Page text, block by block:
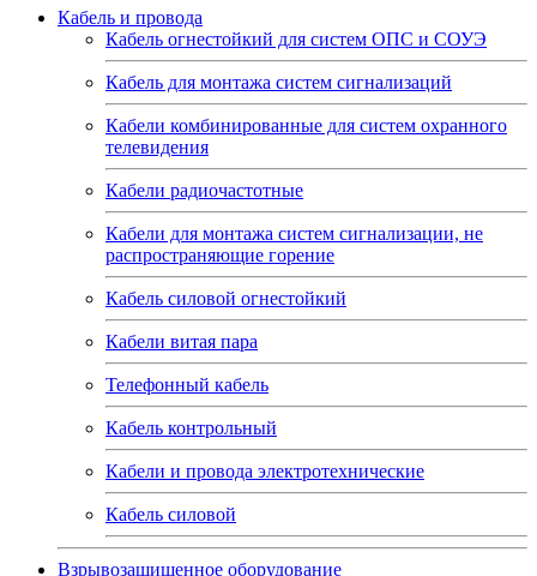
Кабель и провода
Кабель огнестойкий для систем ОПС и СОУЭ
Кабель для монтажа систем сигнализаций
Кабели комбинированные для систем охранного
телевидения
Кабели радиочастотные
Кабели для монтажа систем сигнализации, не
распространяющие горение
Кабель силовой огнестойкий
Кабели витая пара
Телефонный кабель
Кабель контрольный
Кабели и провода электротехнические
Кабель силовой
Взрывозащищенное оборудование